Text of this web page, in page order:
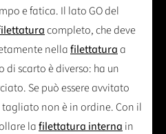
e fatica. Il lato GO del
completo, che deve
nellafilettaturaa
scarto è diverso: ha un
Se può essere avvitato
non è in ordine. Con il
lafilettatura interna in